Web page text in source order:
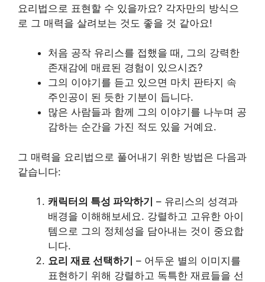
요리법으로 표현할 수 있을까요? 각자만의 방식으
로 그 매력을 살려보는 것도 좋을 것 같아요!
처음 공작 유리스를 접했을 때, 그의 강력한
존재감에 매료된 경험이 있으시죠?
그의 이야기를 듣고 있으면 마치 판타지 속
주인공이 된 듯한 기분이 듭니다.
많은 사람들과 함께 그의 이야기를 나누며 공
감하는 순간을 가진 적도 있을 거예요.
그 매력을 요리법으로 풀어내기 위한 방법은 다음과
같습니다:
캐릭터의 특성 파악하기 – 유리스의 성격과
배경을 이해해보세요. 강렬하고 고유한 아이
템으로 그의 정체성을 담아내는 것이 중요합
니다.
요리 재료 선택하기 – 어두운 별의 이미지를
표현하기 위해 강렬하고 독특한 재료들을 선